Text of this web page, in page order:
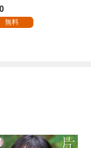
を掴む～【第1
（エンジェライト
0
無料